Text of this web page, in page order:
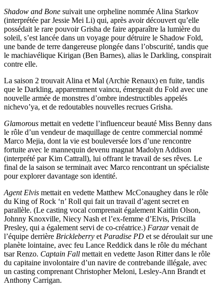
Shadow and Bone suivait une orpheline nommée Alina Starkov
(interprétée par Jessie Mei Li) qui, après avoir découvert qu’elle
possédait le rare pouvoir Grisha de faire apparaître la lumière du
soleil, s’est lancée dans un voyage pour détruire le Shadow Fold,
une bande de terre dangereuse plongée dans l’obscurité, tandis que
le machiavélique Kirigan (Ben Barnes), alias le Darkling, conspirait
contre elle.
La saison 2 trouvait Alina et Mal (Archie Renaux) en fuite, tandis
que le Darkling, apparemment vaincu, émergeait du Fold avec une
nouvelle armée de monstres d’ombre indestructibles appelés
nichevo’ya, et de redoutables nouvelles recrues Grisha.
Glamorous mettait en vedette l’influenceur beauté Miss Benny dans
le rôle d’un vendeur de maquillage de centre commercial nommé
Marco Mejia, dont la vie est bouleversée lors d’une rencontre
fortuite avec le mannequin devenu magnat Madolyn Addison
(interprété par Kim Cattrall), lui offrant le travail de ses rêves. Le
final de la saison se terminait avec Marco rencontrant un spécialiste
pour explorer davantage son identité.
Agent Elvis mettait en vedette Matthew McConaughey dans le rôle
du King of Rock ‘n’ Roll qui fait un travail d’agent secret en
parallèle. (Le casting vocal comprenait également Kaitlin Olson,
Johnny Knoxville, Niecy Nash et l’ex-femme d’Elvis, Priscilla
Presley, qui a également servi de co-créatrice.) Farzarvenait de
l’équipe derrière Brickleberry et Paradise PD et se déroulait sur une
planète lointaine, avec feu Lance Reddick dans le rôle du méchant
tsar Renzo. Captain Fall mettait en vedette Jason Ritter dans le rôle
du capitaine involontaire d’un navire de contrebande illégale, avec
un casting comprenant Christopher Meloni, Lesley-Ann Brandt et
Anthony Carrigan.